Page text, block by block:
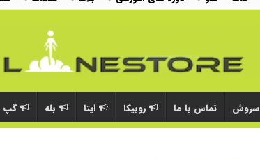
سروش تماس با ما روبیکا ایتا بله گپ